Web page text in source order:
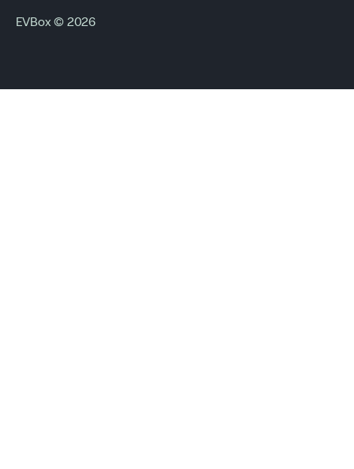
EVBox © 2026